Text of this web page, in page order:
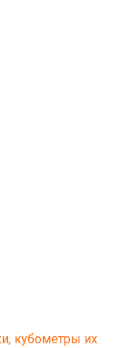
кубометры их